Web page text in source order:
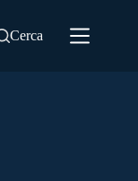
Cerca